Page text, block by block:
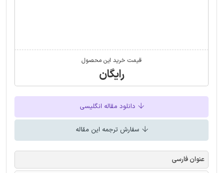
قیمت خرید این محصول
رایگان
دانلود مقاله انگلیسی
سفارش ترجمه این مقاله
عنوان فارسی